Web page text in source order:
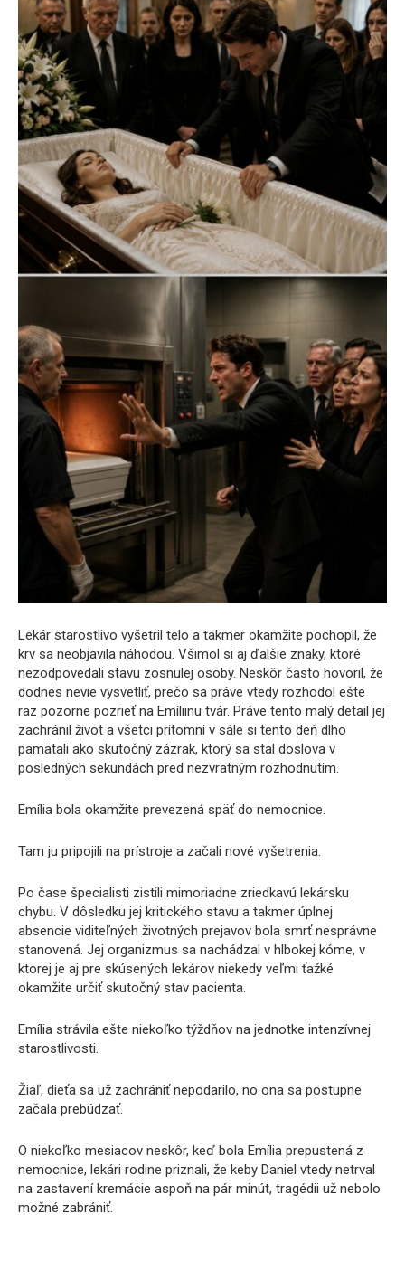
Lekár starostlivo vyšetril telo a takmer okamžite pochopil, že
krv sa neobjavila náhodou. Všimol si aj ďalšie znaky, ktoré
nezodpovedali stavu zosnulej osoby. Neskôr často hovoril, že
dodnes nevie vysvetliť, prečo sa práve vtedy rozhodol ešte
raz pozorne pozrieť na Emíliinu tvár. Práve tento malý detail jej
zachránil život a všetci prítomní v sále si tento deň dlho
pamätali ako skutočný zázrak, ktorý sa stal doslova v
posledných sekundách pred nezvratným rozhodnutím.
Emília bola okamžite prevezená späť do nemocnice.
Tam ju pripojili na prístroje a začali nové vyšetrenia.
Po čase špecialisti zistili mimoriadne zriedkavú lekársku
chybu. V dôsledku jej kritického stavu a takmer úplnej
absencie viditeľných životných prejavov bola smrť nesprávne
stanovená. Jej organizmus sa nachádzal v hlbokej kóme, v
ktorej je aj pre skúsených lekárov niekedy veľmi ťažké
okamžite určiť skutočný stav pacienta.
Emília strávila ešte niekoľko týždňov na jednotke intenzívnej
starostlivosti.
Žiaľ, dieťa sa už zachrániť nepodarilo, no ona sa postupne
začala prebúdzať.
O niekoľko mesiacov neskôr, keď bola Emília prepustená z
nemocnice, lekári rodine priznali, že keby Daniel vtedy netrval
na zastavení kremácie aspoň na pár minút, tragédii už nebolo
možné zabrániť.